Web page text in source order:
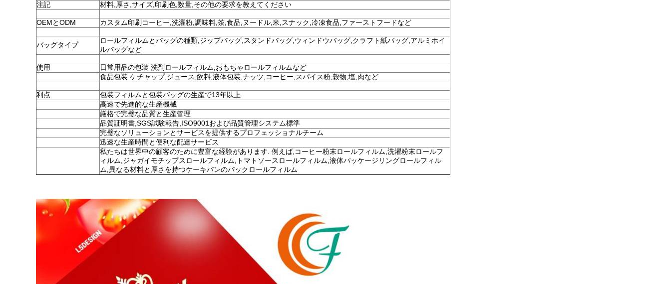
注記 材料,厚さ,サイズ,印刷色,数量,その他の要求を教えてください
OEMとODM カスタム印刷コーヒー,洗濯粉,調味料,茶,食品,ヌードル,米,スナック,冷凍食品,ファーストフードなど
バッグタイプ
ロールフィルムとバッグの種類,ジップバッグ,スタンドバッグ,ウィンドウバッグ,クラフト紙バッグ,アルミホイ
ルバッグなど
使用
日常用品の包装 洗剤ロールフィルム,おもちゃロールフィルムなど
食品包装 ケチャップ,ジュース,飲料,液体包装,ナッツ,コーヒー,スパイス粉,穀物,塩,肉など
利点
包装フィルムと包装バッグの生産で13年以上
高速で先進的な生産機械
厳格で完璧な品質と生産管理
品質証明書,SGS試験報告,ISO9001および品質管理システム標準
完璧なソリューションとサービスを提供するプロフェッショナルチーム
迅速な生産時間と便利な配達サービス
私たちは世界中の顧客のために豊富な経験があります. 例えば,コーヒー粉末ロールフィルム,洗濯粉末ロールフ
ィルム,ジャガイモチップスロールフィルム,トマトソースロールフィルム,液体パッケージリングロールフィル
ム,異なる材料と厚さを持つケーキパンのパックロールフィルム